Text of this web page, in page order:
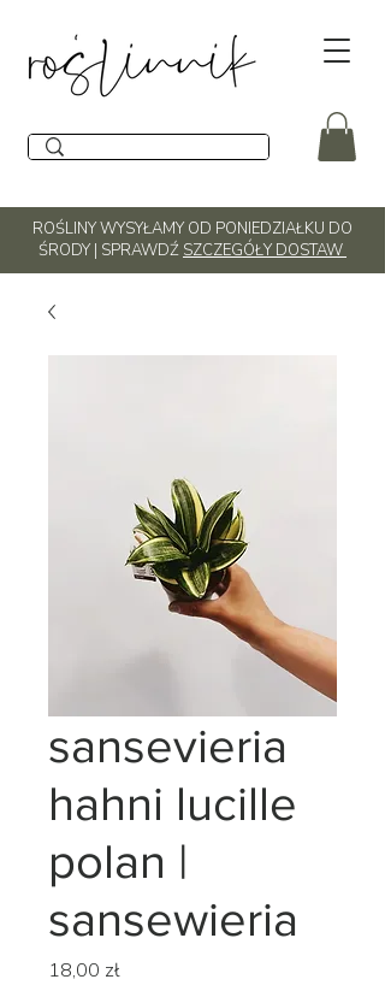
ROŚLINY WYSYŁAMY OD PONIEDZIAŁKU DO
ŚRODY | SPRAWDŹ SZCZEGÓŁY DOSTAW
sansevieria
hahni lucille
polan |
sansewieria
18,00 złCena